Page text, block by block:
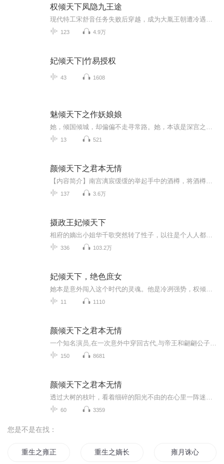
权倾天下凤隐九王途
123 4.9万
妃倾天下|竹易授权
43 1608
魅倾天下之作妖娘娘
13 521
颜倾天下之君本无情
137 3.6万
摄政王妃倾天下
336 103.2万
妃倾天下，绝色庶女
11 1110
颜倾天下之君本无情
150 8681
颜倾天下之君本无情
60 3359
您是不是在找：
重生之雍正年妃 重生之嫡长雍主 雍月诛心